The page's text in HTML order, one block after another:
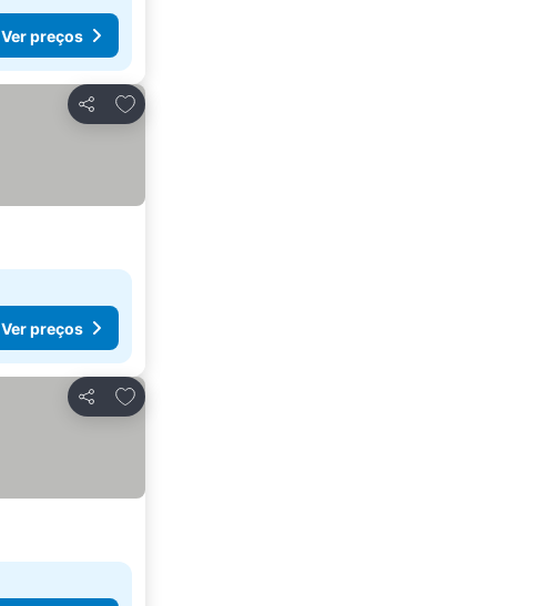
Ver preços
Partilhar
Adicionar aos favoritos
Ver preços
Partilhar
Adicionar aos favoritos